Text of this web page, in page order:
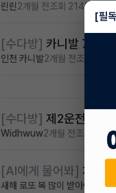
린린2개월 전조회 214댓글 2
[수다방] 카니발 7인승
인천 카니발2개월 전 조회 274
[수다방] 제2운전자 차
Widhwuw2개월 전 조회 236
[AI에게 물어봐]
새해 로또 복 많이 받아야지.. 2
[필